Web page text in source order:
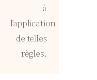
à
l’application
de telles
règles.